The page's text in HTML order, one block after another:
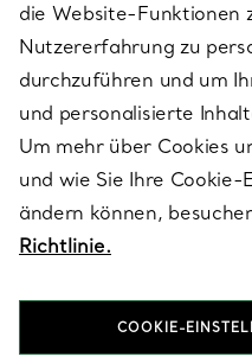
ÜBER TIFFANY & CO.
RECHTLICHE HINWEISE
FOLGEN SIE UNS
die Website-Funktionen
Nutzererfahrung zu
durchzuführen und um
und personalisierte
Um mehr über Cookies
und wie Sie Ihre
ändern können,
Richtlinie.
COOKIE-